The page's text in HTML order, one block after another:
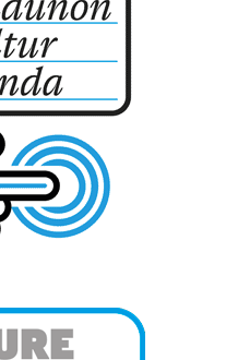
nork eta zertarako
eskatzen, eta beren
dira. Ikusi gure
zein helburutarako
aurka nola egin
moduari
zure lehentasunak